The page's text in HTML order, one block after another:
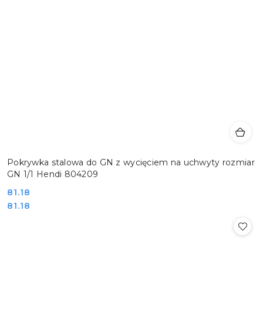
Pokrywka stalowa do GN z wycięciem na uchwyty rozmiar
GN 1/1 Hendi 804209
Cena:
81.18
Cena:
81.18